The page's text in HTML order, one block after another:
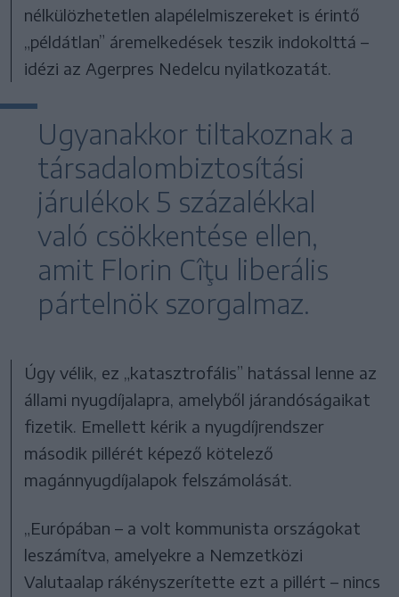
nélkülözhetetlen alapélelmiszereket is érintő
„példátlan” áremelkedések teszik indokolttá –
idézi az Agerpres Nedelcu nyilatkozatát.
Ugyanakkor tiltakoznak a
társadalombiztosítási
járulékok 5 százalékkal
való csökkentése ellen,
amit Florin Cîţu liberális
pártelnök szorgalmaz.
Úgy vélik, ez „katasztrofális” hatással lenne az
állami nyugdíjalapra, amelyből járandóságaikat
fizetik. Emellett kérik a nyugdíjrendszer
második pillérét képező kötelező
magánnyugdíjalapok felszámolását.
„Európában – a volt kommunista országokat
leszámítva, amelyekre a Nemzetközi
Valutaalap rákényszerítette ezt a pillért – nincs